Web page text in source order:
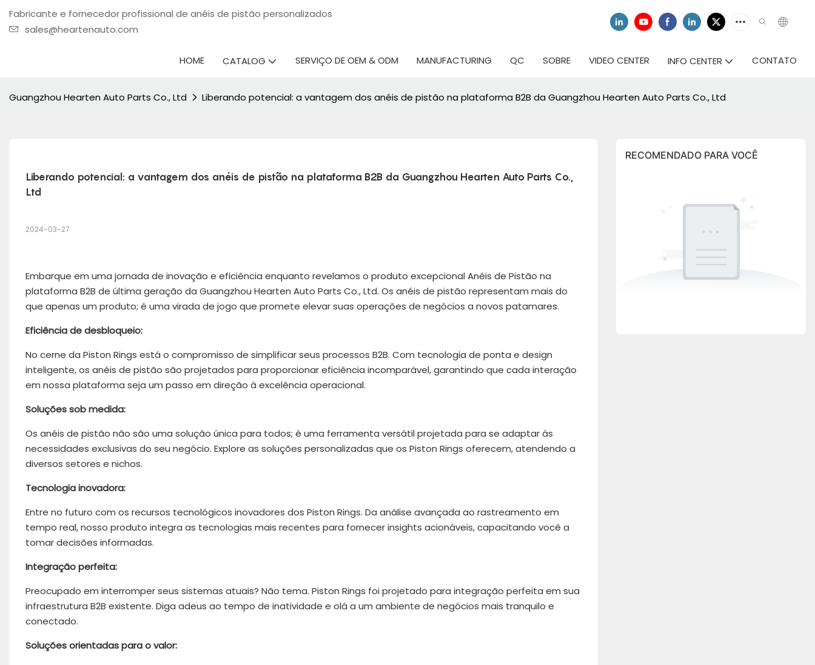
Fabricante e fornecedor profissional de anéis de pistão personalizados
sales@heartenauto.com
HOME CATALOG SERVIÇO DE OEM & ODM MANUFACTURING QC SOBRE VIDEO CENTER INFO CENTER CONTATO
Guangzhou Hearten Auto Parts Co., Ltd Liberando potencial: a vantagem dos anéis de pistão na plataforma B2B da Guangzhou Hearten Auto Parts Co., Ltd
Liberando potencial: a vantagem dos anéis de pistão na plataforma B2B da Guangzhou Hearten Auto Parts Co.,
Ltd
2024-03-27
Embarque em uma jornada de inovação e eficiência enquanto revelamos o produto excepcional Anéis de Pistão na
plataforma B2B de última geração da Guangzhou Hearten Auto Parts Co., Ltd. Os anéis de pistão representam mais do
que apenas um produto; é uma virada de jogo que promete elevar suas operações de negócios a novos patamares.
Eficiência de desbloqueio:
No cerne da Piston Rings está o compromisso de simplificar seus processos B2B. Com tecnologia de ponta e design
inteligente, os anéis de pistão são projetados para proporcionar eficiência incomparável, garantindo que cada interação
em nossa plataforma seja um passo em direção à excelência operacional.
Soluções sob medida:
Os anéis de pistão não são uma solução única para todos; é uma ferramenta versátil projetada para se adaptar às
necessidades exclusivas do seu negócio. Explore as soluções personalizadas que os Piston Rings oferecem, atendendo a
diversos setores e nichos.
Tecnologia inovadora:
Entre no futuro com os recursos tecnológicos inovadores dos Piston Rings. Da análise avançada ao rastreamento em
tempo real, nosso produto integra as tecnologias mais recentes para fornecer insights acionáveis, capacitando você a
tomar decisões informadas.
Integração perfeita:
Preocupado em interromper seus sistemas atuais? Não tema. Piston Rings foi projetado para integração perfeita em sua
infraestrutura B2B existente. Diga adeus ao tempo de inatividade e olá a um ambiente de negócios mais tranquilo e
conectado.
Soluções orientadas para o valor:
RECOMENDADO PARA VOCÊ